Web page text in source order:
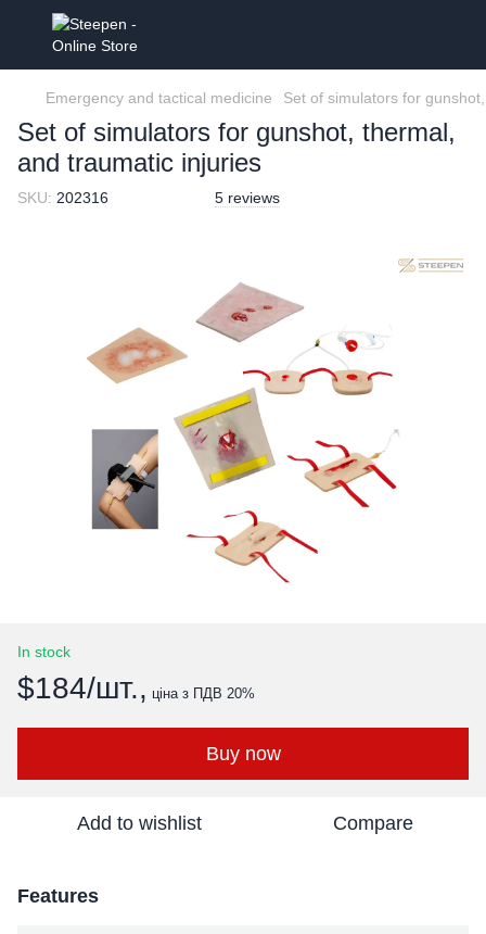
Emergency and tactical medicine Set of simulators for
Set of simulators for gunshot, thermal,
and traumatic injuries
SKU: 202316 5 reviews
In stock
$184/шт., ціна з ПДВ 20%
Buy now
Add to wishlist Compare
Features